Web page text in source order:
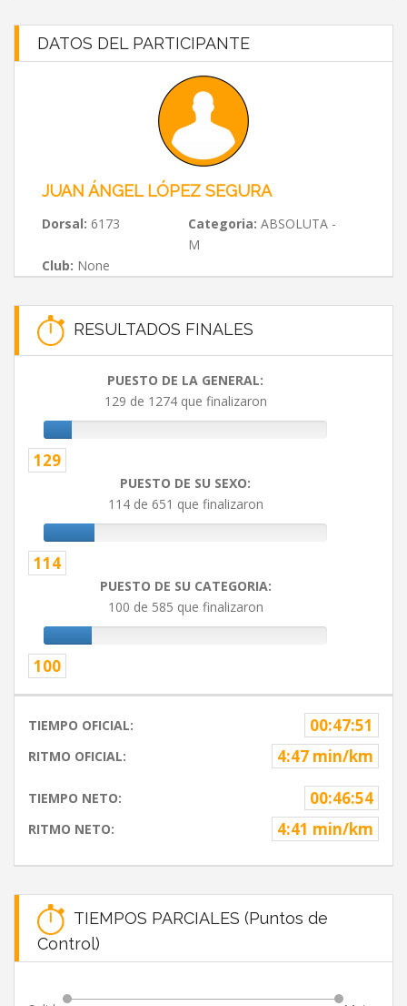
DATOS DEL PARTICIPANTE
JUAN ÁNGEL LÓPEZ SEGURA
Dorsal: 6173 Categoria: ABSOLUTA -
M
Club: None
RESULTADOS FINALES
PUESTO DE LA GENERAL:
129 de 1274 que finalizaron
129
PUESTO DE SU SEXO:
114 de 651 que finalizaron
114
PUESTO DE SU CATEGORIA:
100 de 585 que finalizaron
100
TIEMPO OFICIAL: 00:47:51
RITMO OFICIAL: 4:47 min/km
TIEMPO NETO: 00:46:54
RITMO NETO: 4:41 min/km
TIEMPOS PARCIALES (Puntos de
Control)